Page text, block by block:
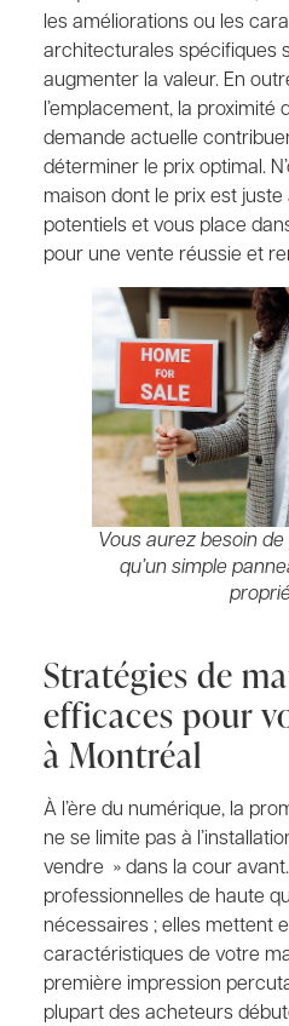
les améliorations ou les
architecturales spécifiques
augmenter la valeur. En
l’emplacement, la proximité
demande actuelle
déterminer le prix optimal.
maison dont le prix est
potentiels et vous place
pour une vente réussie et
Vous aurez besoin
qu’un simple
Stratégies de
efficaces pour
à Montréal
À l’ère du numérique, la
ne se limite pas à
vendre » dans la cour
professionnelles de haute
nécessaires ; elles mettent
caractéristiques de votre
première impression
plupart des acheteurs